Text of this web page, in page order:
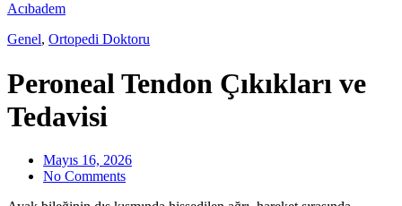
Acıbadem
Genel, Ortopedi Doktoru
Peroneal Tendon Çıkıkları ve
Tedavisi
Mayıs 16, 2026
No Comments